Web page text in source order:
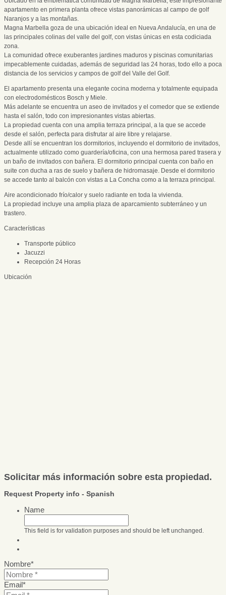
apartamento en primera planta ofrece vistas panorámicas al campo de golf
Naranjos y a las montañas.
Magna Marbella goza de una ubicación ideal en Nueva Andalucía, en una de
las principales colinas del valle del golf, con vistas únicas en esta codiciada
zona.
La comunidad ofrece exuberantes jardines maduros y piscinas comunitarias
impecablemente cuidadas, además de seguridad las 24 horas, todo ello a poca
distancia de los servicios y campos de golf del Valle del Golf.
El apartamento presenta una elegante cocina moderna y totalmente equipada
con electrodomésticos Bosch y Miele.
Más adelante se encuentra un aseo de invitados y el comedor que se extiende
hasta el salón, todo con impresionantes vistas abiertas.
La propiedad cuenta con una amplia terraza principal, a la que se accede
desde el salón, perfecta para disfrutar al aire libre y relajarse.
Desde allí se encuentran los dormitorios, incluyendo el dormitorio de invitados,
actualmente utilizado como guardería/oficina, con una hermosa pared trasera y
un baño de invitados con bañera. El dormitorio principal cuenta con baño en
suite con ducha a ras de suelo y bañera de hidromasaje. Desde el dormitorio
se accede tanto al balcón con vistas a La Concha como a la terraza principal.
Aire acondicionado frío/calor y suelo radiante en toda la vivienda.
La propiedad incluye una amplia plaza de aparcamiento subterráneo y un
trastero.
Características
Transporte público
Jacuzzi
Recepción 24 Horas
Ubicación
Solicitar más información sobre esta propiedad.
Request Property info - Spanish
Name
This field is for validation purposes and should be left unchanged.
Nombre*
Email*